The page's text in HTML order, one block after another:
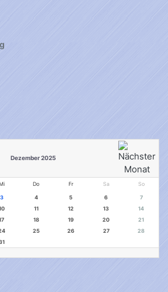
Dezember 2025
Do Fr Sa So
3 4 5 6
7
11 12 13
14
18 19 20
21
25 26 27
28